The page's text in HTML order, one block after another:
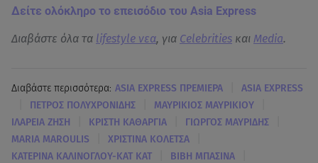
Δείτε ολόκληρο το επεισόδιο του Asia Express
Διαβάστε όλα τα lifestyle νεα, για Celebrities και Media.
Διαβάστε περισσότερα: ASIA EXPRESS ΠΡΕΜΙΕΡΑ ASIA EXPRESS
ΠΕΤΡΟΣ ΠΟΛΥΧΡΟΝΙΔΗΣ ΜΑΥΡΙΚΙΟΣ ΜΑΥΡΙΚΙΟΥ
ΙΛΑΡΕΙΑ ΖΗΣΗ ΚΡΙΣΤΗ ΚΑΘΑΡΓΙΑ ΓΙΩΡΓΟΣ ΜΑΥΡΙΔΗΣ
MARIA MAROULIS ΧΡΙΣΤΙΝΑ ΚΟΛΕΤΣΑ
ΚΑΤΕΡΙΝΑ ΚΑΛΙΝΟΓΛΟΥ-KAT KAT ΒΙΒΗ ΜΠΑΣΙΝΑ